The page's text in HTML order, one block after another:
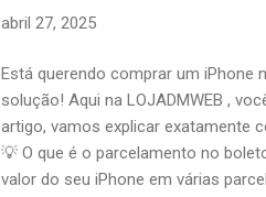
abril 27, 2025
Está querendo comprar um
solução! Aqui na LOJADMWEB ,
artigo, vamos explicar exatamente
💡 O que é o parcelamento no
valor do seu iPhone em várias